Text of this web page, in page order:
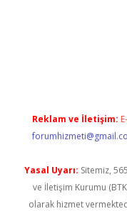
Reklam ve İletişim:
Yasal Uyarı: Sitemiz,
ve İletişim Kurumu
olarak hizmet